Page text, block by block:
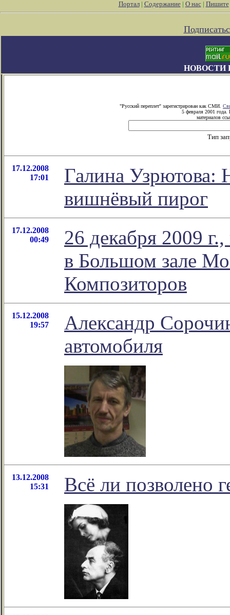
Портал| Содержание| О нас| Пишите
НОВОСТИ
"Русский переплет" зарегистрирован как СМИ.
5 февраля 2001 года.
материалов
Тип
17.12.2008
17:01
Галина Узрютова:
вишнёвый пирог
17.12.2008
00:49
26 декабря 2009
в Большом зале
Композиторов
15.12.2008
19:57
Александр
автомобиля
13.12.2008
15:31
Всё ли позволено